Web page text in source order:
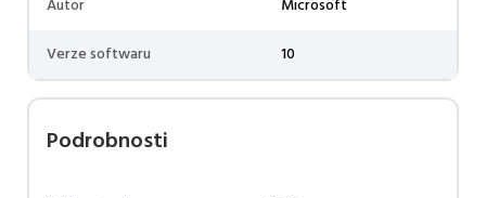
Autor
Microsoft
Verze softwaru
10
Podrobnosti